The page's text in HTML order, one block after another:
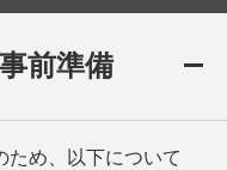
前準備
ため、以下について